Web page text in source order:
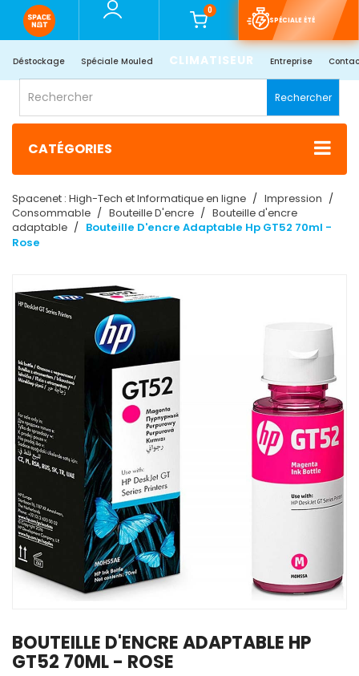
0
SPÉCIALE ÉTÉ
Déstockage Spéciale Mouled CLIMATISEUR Entreprise
Rechercher
CATÉGORIES
Spacenet : High-Tech et Informatique en ligne
Impression
Consommable
Bouteille D'encre
Bouteille d'encre
adaptable
Bouteille D'encre Adaptable Hp GT52 70ml -
Rose
BOUTEILLE D'ENCRE ADAPTABLE HP
GT52 70ML - ROSE